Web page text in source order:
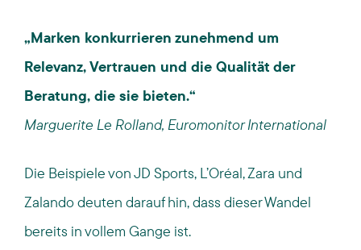
„Marken konkurrieren zunehmend um
Relevanz, Vertrauen und die Qualität der
Beratung, die sie bieten.“
Marguerite Le Rolland, Euromonitor International
Die Beispiele von JD Sports, L’Oréal, Zara und
Zalando deuten darauf hin, dass dieser Wandel
bereits in vollem Gange ist.